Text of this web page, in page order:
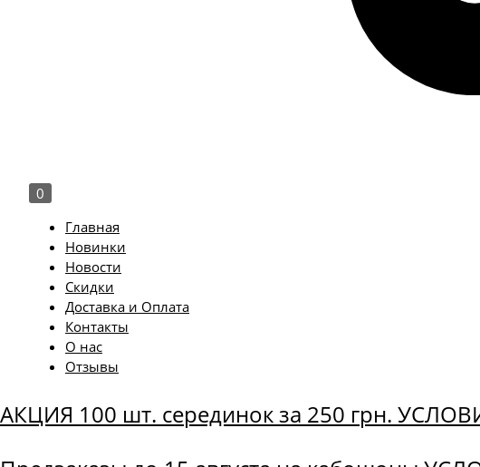
0
Главная
Новинки
Новости
Скидки
Доставка и Оплата
Контакты
О нас
Отзывы
АКЦИЯ 100 шт. серединок за 250 грн.